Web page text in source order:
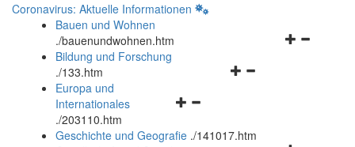
Coronavirus: Aktuelle Informationen
Bauen und Wohnen
./bauenundwohnen.htm
Navigationsmenü
Bildung und Forschung
./133.htm
Navigationsmenü
und
Europa und
Internationales
./203110.htm
Geschichte und Geografie ./141017.htm